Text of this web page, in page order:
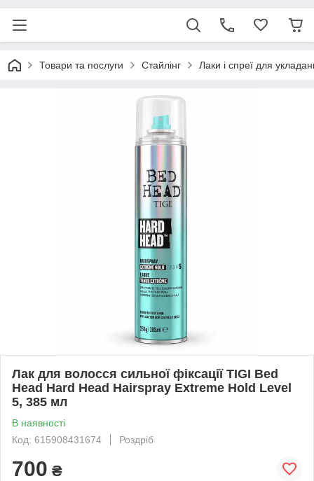
Товари та послуги Стайлінг Лаки і спреї для
Лак для волосся сильної фіксації TIGI Bed
Head Hard Head Hairspray Extreme Hold Level
5, 385 мл
В наявності
Код: 615908431674
Роздріб
700 ₴